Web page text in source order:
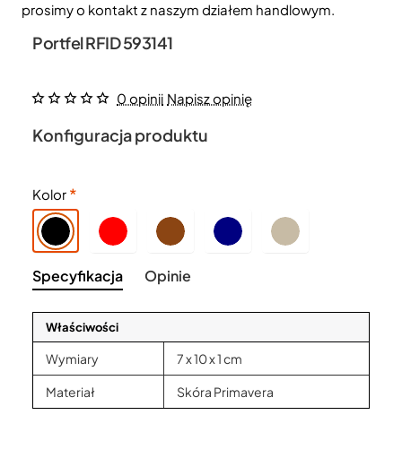
prosimy o kontakt z naszym działem handlowym.
Portfel RFID 593141
0 opinii Napisz opinię
Konfiguracja produktu
Kolor
Specyfikacja Opinie
Właściwości
Wymiary 7 x 10 x 1 cm
Materiał Skóra Primavera